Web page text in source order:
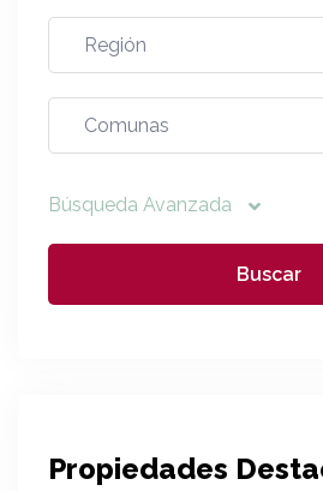
Búsqueda Avanzada
Propiedades